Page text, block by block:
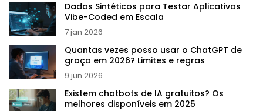
Dados Sintéticos para Testar Aplicativos
Vibe-Coded em Escala
7 jan 2026
Quantas vezes posso usar o ChatGPT de
graça em 2026? Limites e regras
9 jun 2026
Existem chatbots de IA gratuitos? Os
melhores disponíveis em 2025